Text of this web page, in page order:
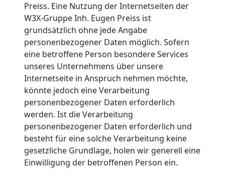
Preiss. Eine Nutzung der Internetseiten der
W3X-Gruppe Inh. Eugen Preiss ist
grundsätzlich ohne jede Angabe
personenbezogener Daten möglich. Sofern
eine betroffene Person besondere Services
unseres Unternehmens über unsere
Internetseite in Anspruch nehmen möchte,
könnte jedoch eine Verarbeitung
personenbezogener Daten erforderlich
werden. Ist die Verarbeitung
personenbezogener Daten erforderlich und
besteht für eine solche Verarbeitung keine
gesetzliche Grundlage, holen wir generell eine
Einwilligung der betroffenen Person ein.